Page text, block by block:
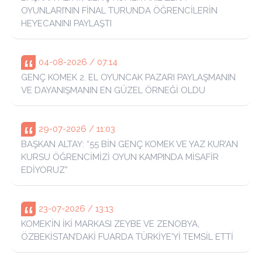
ÖZBEKİSTAN’DAKİ FUARDA TÜRKİYE'Yİ TEMSİL ETTİ
GEÇİRİYOR”
Merkezlerimiz